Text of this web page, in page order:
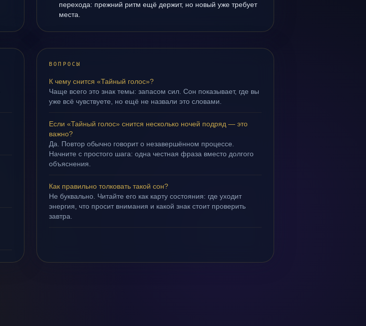
перехода: прежний ритм ещё держит, но новый уже требует
места.
ВОПРОСЫ
К чему снится «Тайный голос»?
Чаще всего это знак темы: запасом сил. Сон показывает, где вы
уже всё чувствуете, но ещё не назвали это словами.
Если «Тайный голос» снится несколько ночей подряд — это
важно?
Да. Повтор обычно говорит о незавершённом процессе.
Начните с простого шага: одна честная фраза вместо долгого
объяснения.
Как правильно толковать такой сон?
Не буквально. Читайте его как карту состояния: где уходит
энергия, что просит внимания и какой знак стоит проверить
завтра.